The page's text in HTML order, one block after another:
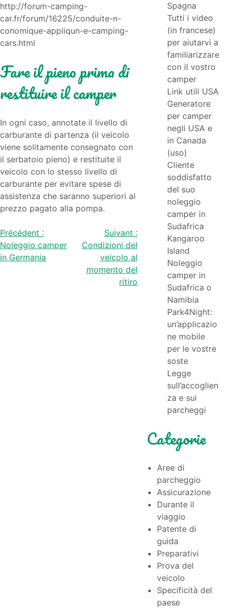
http://forum-camping-
car.fr/forum/16225/conduite-n-
conomique-appliqun-e-camping-
cars.html
Fare il pieno prima di
restituire il camper
In ogni caso, annotate il livello di
carburante di partenza (il veicolo
viene solitamente consegnato con
il serbatoio pieno) e restituite il
veicolo con lo stesso livello di
carburante per evitare spese di
assistenza che saranno superiori al
prezzo pagato alla pompa.
Navigazione
articoli
Précédent :
Noleggio camper
in Germania
Suivant :
Condizioni del
veicolo al
momento del
ritiro
Spagna
Tutti i video
(in francese)
per aiutarvi a
familiarizzare
con il vostro
camper
Link utili USA
Generatore
per camper
negli USA e
in Canada
(uso)
Cliente
soddisfatto
del suo
noleggio
camper in
Sudafrica
Kangaroo
Island
Noleggio
camper in
Sudafrica o
Namibia
Park4Night:
un’applicazio
ne mobile
per le vostre
soste
Legge
sull’accoglien
za e sui
parcheggi
Categorie
Aree di
parcheggio
Assicurazione
Durante il
viaggio
Patente di
guida
Preparativi
Prova del
veicolo
Specificità del
paese